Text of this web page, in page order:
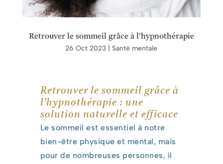
Retrouver le sommeil grâce à l’hypnothérapie
26 Oct 2023 |Santé mentale
Retrouver le sommeil grâce à
l’hypnothérapie : une
solution naturelle et efficace
Le sommeil est essentiel à notre
bien-être physique et mental, mais
pour de nombreuses personnes, il